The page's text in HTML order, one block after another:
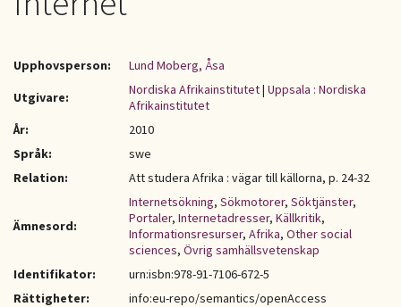
KONTAKT
Upphovsperson:
Lund Moberg, Åsa
Utgivare:
Nordiska Afrikainstitutet| Uppsala : Nordiska
Afrikainstitutet
År:
2010
Språk:
swe
Relation:
Att studera Afrika : vägar till källorna, p. 24-32
Ämnesord:
Internetsökning, Sökmotorer, Söktjänster,
Portaler, Internetadresser, Källkritik,
Informationsresurser, Afrika, Other social
sciences, Övrig samhällsvetenskap
Identifikator:
urn:isbn:978-91-7106-672-5
Rättigheter:
info:eu-repo/semantics/openAccess